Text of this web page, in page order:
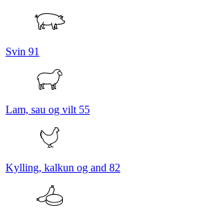
Svin 91
Lam, sau og vilt 55
Kylling, kalkun og and 82